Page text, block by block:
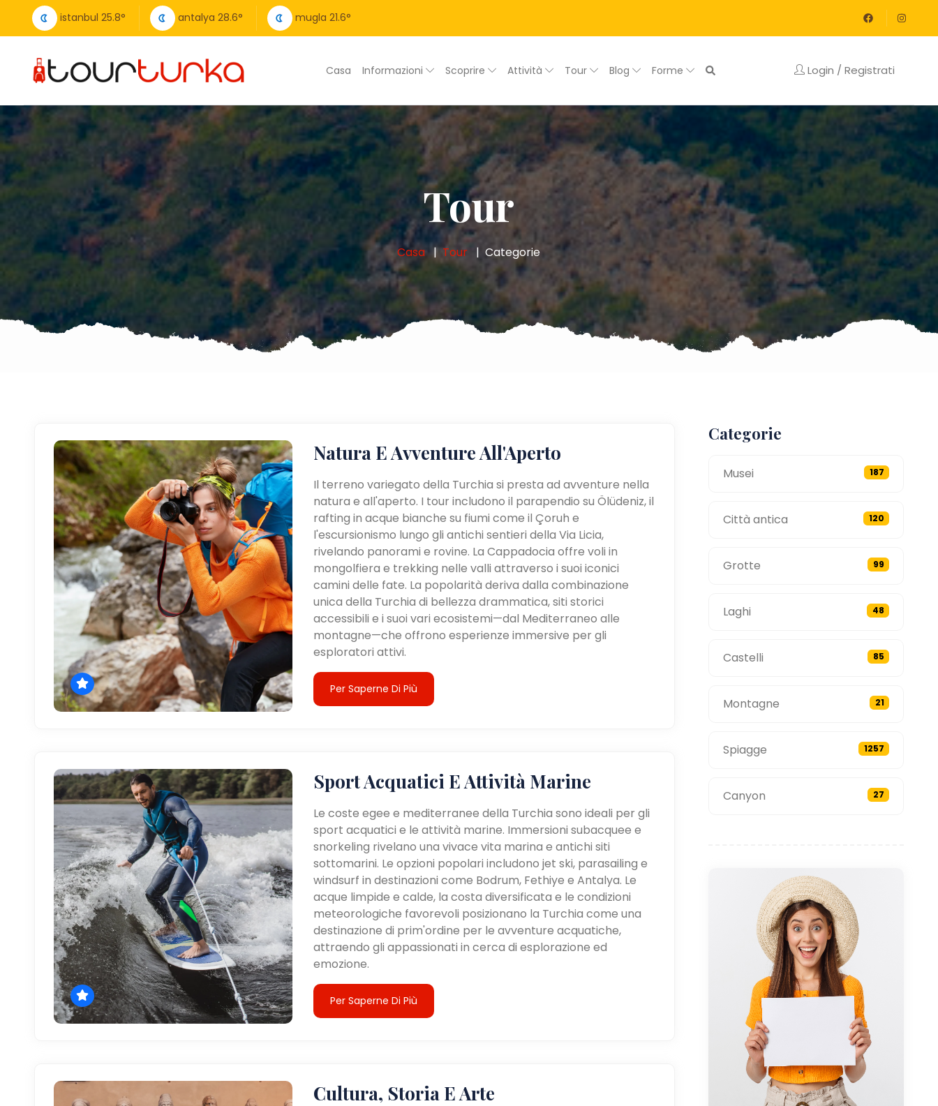
istanbul 25.8° antalya 28.6° mugla 21.6°
Casa Informazioni Scoprire Attività Tour Blog Forme Login / Registrati
Tour
Casa Tour Categorie
Natura E Avventure All'Aperto
Il terreno variegato della Turchia si presta ad avventure nella
natura e all'aperto. I tour includono il parapendio su Ölüdeniz, il
rafting in acque bianche su fiumi come il Çoruh e
l'escursionismo lungo gli antichi sentieri della Via Licia,
rivelando panorami e rovine. La Cappadocia offre voli in
mongolfiera e trekking nelle valli attraverso i suoi iconici
camini delle fate. La popolarità deriva dalla combinazione
unica della Turchia di bellezza drammatica, siti storici
accessibili e i suoi vari ecosistemi—dal Mediterraneo alle
montagne—che offrono esperienze immersive per gli
esploratori attivi.
Per Saperne Di Più
Sport Acquatici E Attività Marine
Le coste egee e mediterranee della Turchia sono ideali per gli
sport acquatici e le attività marine. Immersioni subacquee e
snorkeling rivelano una vivace vita marina e antichi siti
sottomarini. Le opzioni popolari includono jet ski, parasailing e
windsurf in destinazioni come Bodrum, Fethiye e Antalya. Le
acque limpide e calde, la costa diversificata e le condizioni
meteorologiche favorevoli posizionano la Turchia come una
destinazione di prim'ordine per le avventure acquatiche,
attraendo gli appassionati in cerca di esplorazione ed
emozione.
Per Saperne Di Più
Cultura, Storia E Arte
Categorie
Musei 187
Città antica 120
Grotte 99
Laghi 48
Castelli 85
Montagne 21
Spiagge 1257
Canyon 27